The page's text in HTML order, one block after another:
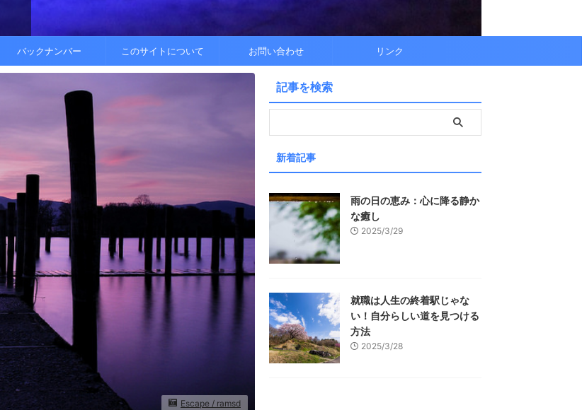
バックナンバー このサイトについて お問い合わせ リンク
Escape / ramsd
記事を検索
新着記事
雨の日の恵み：心に降る静か
な癒し
2025/3/29
就職は人生の終着駅じゃな
い！自分らしい道を見つける
方法
2025/3/28